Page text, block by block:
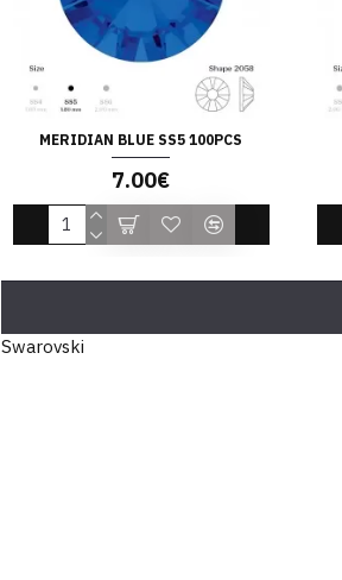
Swarovski
MERIDIAN BLUE SS5 100PCS
7.00€